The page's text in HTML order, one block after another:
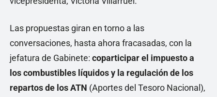
Las propuestas giran en torno a las
conversaciones, hasta ahora fracasadas, con la
jefatura de Gabinete: coparticipar el impuesto a
los combustibles líquidos y la regulación de los
repartos de los ATN (Aportes del Tesoro Nacional),